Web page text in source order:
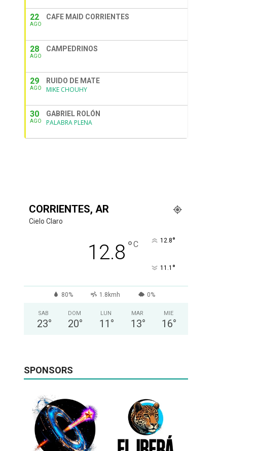
22
AGO
CAFE MAID CORRIENTES
28
AGO
CAMPEDRINOS
29
AGO
RUIDO DE MATE
MIKE CHOUHY
30
AGO
GABRIEL ROLÓN
PALABRA PLENA
CORRIENTES, AR
Cielo Claro
12.8 °C 12.8°
11.1 °
80% 1.8kmh 0%
SAB
23°
DOM
20°
LUN
11 °
MAR
13°
MIE
16°
SPONSORS